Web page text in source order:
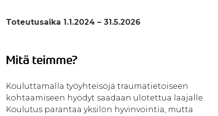
Toteutusaika 1.1.2024 – 31.5.2026
Mitä teimme?
Kouluttamalla työyhteisöjä traumatietoiseen
kohtaamiseen hyödyt saadaan ulotettua laajalle.
Koulutus parantaa yksilön hyvinvointia, mutta